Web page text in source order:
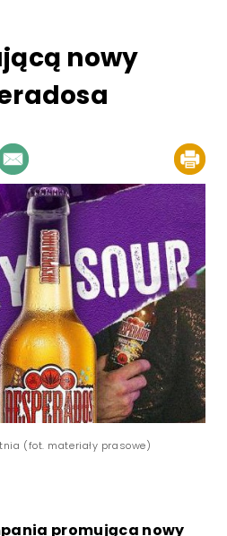
nowy
(fot. materiały prasowe)
promująca nowy